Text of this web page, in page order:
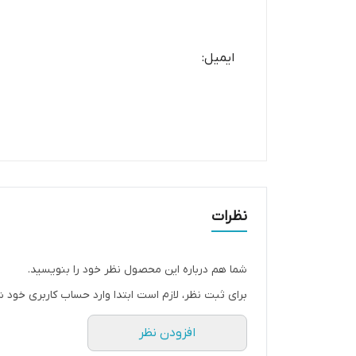
ایمیل:
نظرات
شما هم درباره این محصول نظر خود را بنویسید.
برای ثبت نظر، لازم است ابتدا وارد حساب کاربری خود
افزودن نظر